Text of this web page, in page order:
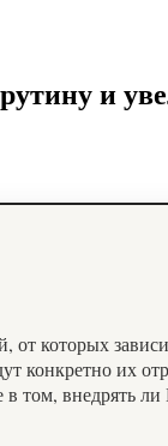
и
которых
конкретно их
том, внедрять